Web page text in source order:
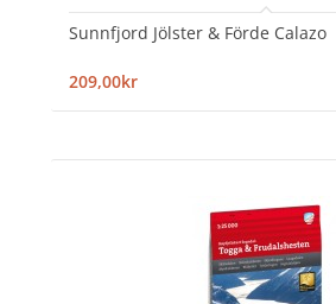
Sunnfjord Jölster & Förde Calazo
209,00kr